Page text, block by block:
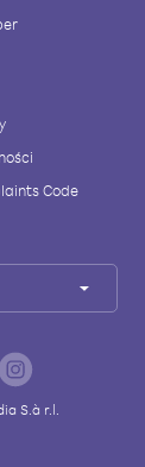
Code
S.à r.l.